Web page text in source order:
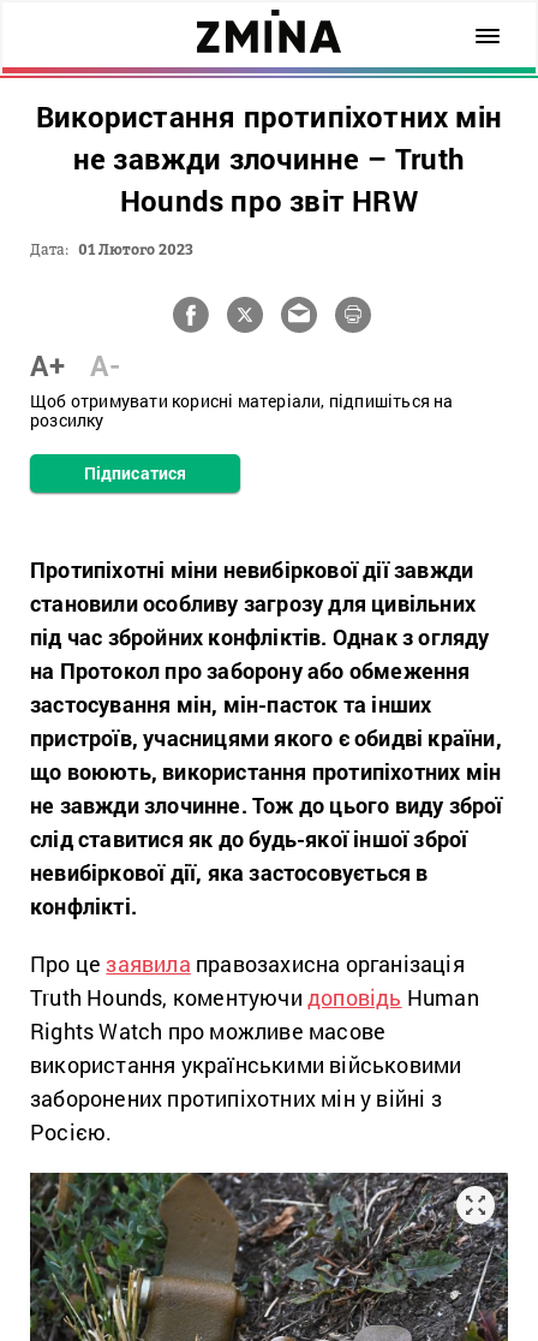
Використання протипіхотних мін
не завжди злочинне – Truth
Hounds про звіт HRW
Дата: 01 Лютого 2023
A+ A-
Щоб отримувати корисні матеріали, підпишіться на
розсилку
Підписатися
Протипіхотні міни невибіркової дії завжди
становили особливу загрозу для цивільних
під час збройних конфліктів. Однак з огляду
на Протокол про заборону або обмеження
застосування мін, мін-пасток та інших
пристроїв, учасницями якого є обидві країни,
що воюють, використання протипіхотних мін
не завжди злочинне. Тож до цього виду зброї
слід ставитися як до будь-якої іншої зброї
невибіркової дії, яка застосовується в
конфлікті.
Про цезаявила правозахисна організація
Truth Hounds, коментуючи доповідь Human
Rights Watch про можливе масове
використання українськими військовими
заборонених протипіхотних мін у війні з
Росією.